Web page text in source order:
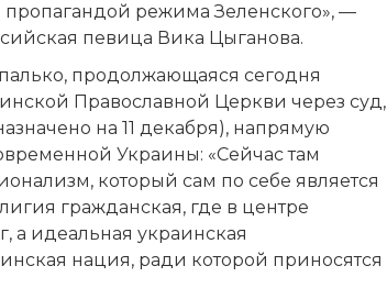
режима Зеленского», —
певица Вика Цыганова.
продолжающаяся сегодня
Православной Церкви через суд,
на 11 декабря), напрямую
Украины: «Сейчас там
который сам по себе является
гражданская, где в центре
а идеальная украинская
нация, ради которой приносятся